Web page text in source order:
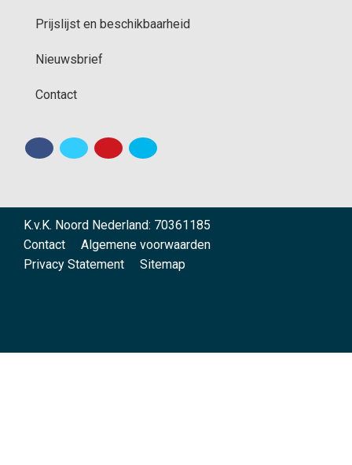
Prijslijst en beschikbaarheid
Nieuwsbrief
Contact
K.v.K. Noord Nederland: 70361185
Contact
Algemene voorwaarden
Privacy Statement
Sitemap